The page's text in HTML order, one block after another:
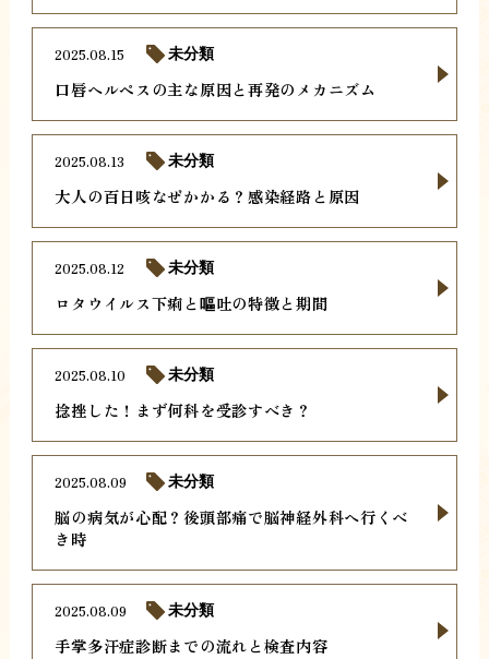
口唇ヘルペスの主な原因と再発のメカニズム
2025.08.15 未分類
大人の百日咳なぜかかる？感染経路と原因
2025.08.13 未分類
ロタウイルス下痢と嘔吐の特徴と期間
2025.08.12 未分類
捻挫した！まず何科を受診すべき？
2025.08.10 未分類
脳の病気が心配？後頭部痛で脳神経外科へ行くべ
き時
2025.08.09 未分類
手掌多汗症診断までの流れと検査内容
2025.08.09 未分類